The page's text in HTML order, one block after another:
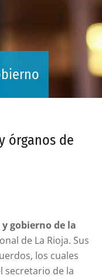
órganos de
gobierno de la
de La Rioja. Sus
los cuales
secretario de la